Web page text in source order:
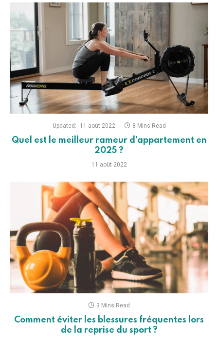
Updated: 11 août 2022 8 Mins Read
Quel est le meilleur rameur d’appartement en
2025 ?
11 août 2022
3 Mins Read
Comment éviter les blessures fréquentes lors
de la reprise du sport ?